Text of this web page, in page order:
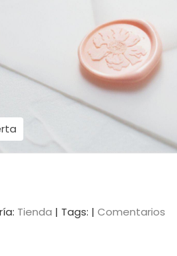
Tienda | Tags: | Comentarios